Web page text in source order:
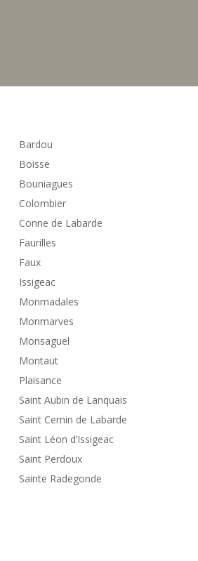
Bardou
Boisse
Bouniagues
Colombier
Conne de Labarde
Faurilles
Faux
Issigeac
Monmadales
Monmarves
Monsaguel
Montaut
Plaisance
Saint Aubin de Lanquais
Saint Cernin de Labarde
Saint Léon d’Issigeac
Saint Perdoux
Sainte Radegonde